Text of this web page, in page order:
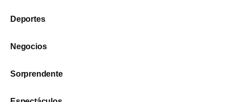
Deportes
Negocios
Sorprendente